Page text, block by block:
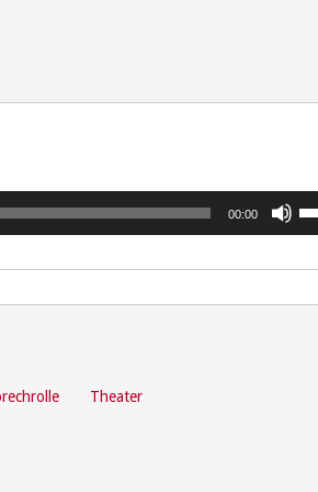
00:00
Theater